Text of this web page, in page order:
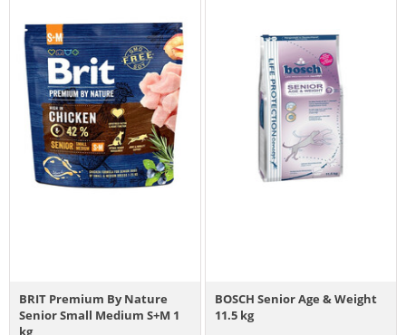
BRIT Premium By Nature
Senior Small Medium S+M 1
kg
BOSCH Senior Age & Weight
11.5 kg